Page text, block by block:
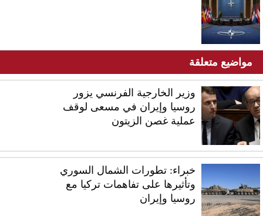
مواضيع متعلقة
وزير الخارجية الفرنسي يزور
روسيا وإيران في مسعى لوقف
عملية غصن الزيتون
خبراء: تطورات الشمال السوري
وتأثيرها على تفاهمات تركيا مع
روسيا وإيران